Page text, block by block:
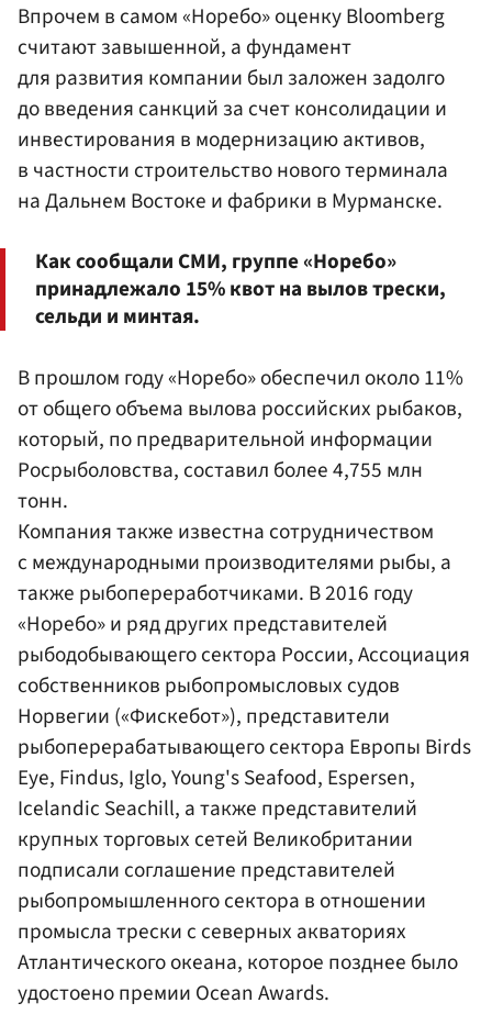
Впрочем в самом «Норебо» оценку Bloomberg
считают завышенной, а фундамент
для развития компании был заложен задолго
до введения санкций за счет консолидации и
инвестирования в модернизацию активов,
в частности строительство нового терминала
на Дальнем Востоке и фабрики в Мурманске.
Как сообщали СМИ, группе «Норебо»
принадлежало 15% квот на вылов трески,
сельди и минтая.
В прошлом году «Норебо» обеспечил около 11%
от общего объема вылова российских рыбаков,
который, по предварительной информации
Росрыболовства, составил более 4,755 млн
тонн.
Компания также известна сотрудничеством
с международными производителями рыбы, а
также рыбопереработчиками. В 2016 году
«Норебо» и ряд других представителей
рыбодобывающего сектора России, Ассоциация
собственников рыбопромысловых судов
Норвегии («Фискебот»), представители
рыбоперерабатывающего сектора Европы Birds
Eye, Findus, Iglo, Young's Seafood, Espersen,
Icelandic Seachill, а также представителий
крупных торговых сетей Великобритании
подписали соглашение представителей
рыбопромышленного сектора в отношении
промысла трески с северных акваториях
Атлантического океана, которое позднее было
удостоено премии Ocean Awards.